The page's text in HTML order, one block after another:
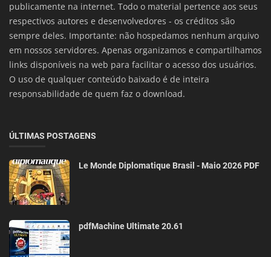
publicamente na internet. Todo o material pertence aos seus
respectivos autores e desenvolvedores - os créditos são
sempre deles. Importante: não hospedamos nenhum arquivo
em nossos servidores. Apenas organizamos e compartilhamos
links disponíveis na web para facilitar o acesso dos usuários.
O uso de qualquer conteúdo baixado é de inteira
responsabilidade de quem faz o download.
ÚLTIMAS POSTAGENS
Le Monde Diplomatique Brasil - Maio 2026 PDF
pdfMachine Ultimate 20.61